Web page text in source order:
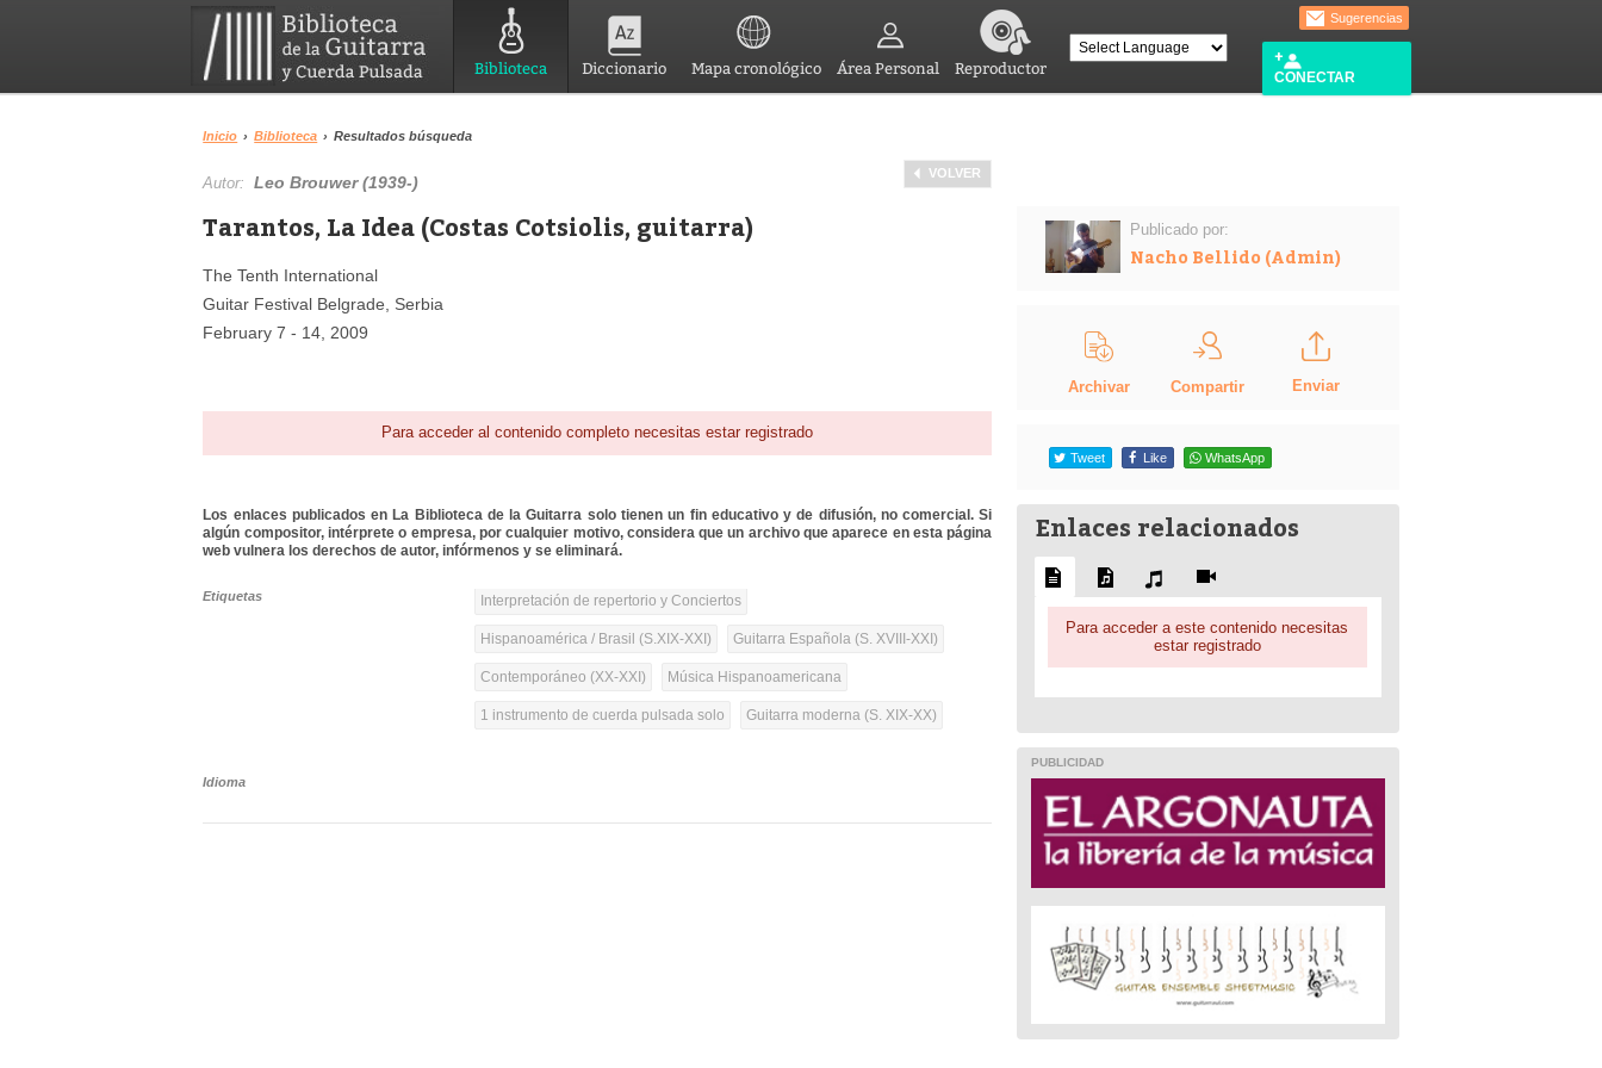
Biblioteca Diccionario Mapa cronológico Área Personal Reproductor
Sugerencias
CONECTAR
Inicio › Biblioteca › Resultados búsqueda
VOLVER
Autor:Leo Brouwer (1939-)
Tarantos, La Idea (Costas Cotsiolis, guitarra)
The Tenth International
Guitar Festival Belgrade, Serbia
February 7 - 14, 2009
Para acceder al contenido completo necesitas estar registrado
Los enlaces publicados en La Biblioteca de la Guitarra solo tienen un fin educativo y de difusión, no comercial. Si
algún compositor, intérprete o empresa, por cualquier motivo, considera que un archivo que aparece en esta página
web vulnera los derechos de autor, infórmenos y se eliminará.
Etiquetas Interpretación de repertorio y Conciertos
Hispanoamérica / Brasil (S.XIX-XXI) Guitarra Española (S. XVIII-XXI)
Contemporáneo (XX-XXI) Música Hispanoamericana
1 instrumento de cuerda pulsada solo Guitarra moderna (S. XIX-XX)
Idioma
Publicado por:
Nacho Bellido (Admin)
Archivar Compartir Enviar
Tweet Like WhatsApp
Enlaces relacionados
Para acceder a este contenido necesitas
estar registrado
PUBLICIDAD